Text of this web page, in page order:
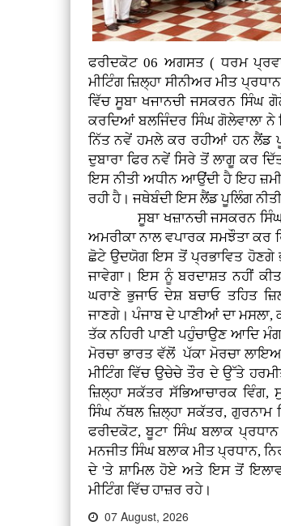
ਫਰੀਦਕੋਟ 06 ਅਗਸਤ ( ਧਰਮ
ਮੀਟਿੰਗ ਜ਼ਿਲ੍ਹਾ ਸੀਨੀਅਰ ਮੀਤ
ਵਿੱਚ ਸੂਬਾ ਖਜਾਨਚੀ ਜਸਕਰਨ ਸਿੰਘ
ਕਰਦਿਆਂ ਬਲਜਿੰਦਰ ਸਿੰਘ ਗੋਲੇਵਾਲਾ ਨੇ
ਨਿੱਤ ਨਵੇਂ ਹਮਲੇ ਕਰ ਰਹੀਆਂ ਹਨ ਲੈਂਡ
ਦੁਬਾਰਾ ਫਿਰ ਨਵੇਂ ਸਿਰੇ ਤੋਂ ਲਾਗੂ ਕਰ
ਇਸ ਨੀਤੀ ਅਧੀਨ ਆਉਂਦੀ ਹੈ ਇਹ
ਰਹੀ ਹੈ। ਜਥੇਬੰਦੀ ਇਸ ਲੈਂਡ ਪੂਲਿੰਗ
ਸੂਬਾ ਖਜ਼ਾਨਚੀ ਜਸਕਰਨ ਸਿੰਘ
ਅਮਰੀਕਾ ਨਾਲ ਵਪਾਰਕ ਸਮਝੌਤਾ ਕਰ
ਛੋਟੇ ਉਦਯੋਗ ਇਸ ਤੋਂ ਪ੍ਰਭਾਵਿਤ ਹੋਣਗੇ
ਜਾਵੇਗਾ। ਇਸ ਨੂੰ ਬਰਦਾਸ਼ਤ ਨਹੀਂ
ਘਰਾਣੇ ਭੁਜਾਓ ਦੇਸ਼ ਬਚਾਓ ਤਹਿਤ
ਜਾਣਗੇ। ਪੰਜਾਬ ਦੇ ਪਾਣੀਆਂ ਦਾ
ਤੱਕ ਨਹਿਰੀ ਪਾਣੀ ਪਹੁੰਚਾਉਣ ਆਦਿ
ਮੋਰਚਾ ਭਾਰਤ ਵੱਲੋਂ ਪੱਕਾ ਮੋਰਚਾ
ਮੀਟਿੰਗ ਵਿੱਚ ਉਚੇਚੇ ਤੌਰ ਦੇ ਉੱਤੇ
ਜ਼ਿਲ੍ਹਾ ਸਕੱਤਰ ਸੱਭਿਆਚਾਰਕ ਵਿੰਗ,
ਸਿੰਘ ਨੱਥਲ ਜ਼ਿਲ੍ਹਾ ਸਕੱਤਰ, ਗੁਰਨਾਮ
ਫਰੀਦਕੋਟ, ਬੂਟਾ ਸਿੰਘ ਬਲਾਕ
ਮਨਜੀਤ ਸਿੰਘ ਬਲਾਕ ਮੀਤ ਪ੍ਰਧਾਨ,
ਦੇ 'ਤੇ ਸ਼ਾਮਿਲ ਹੋਏ ਅਤੇ ਇਸ ਤੋਂ
ਮੀਟਿੰਗ ਵਿੱਚ ਹਾਜ਼ਰ ਰਹੇ।
07 August, 2026